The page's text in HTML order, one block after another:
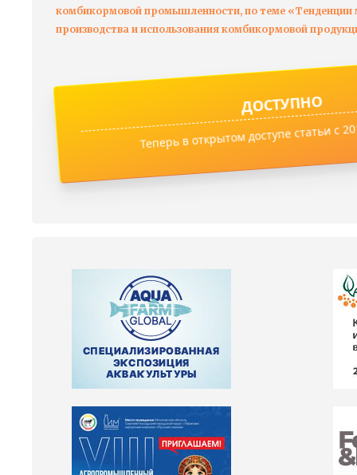
комбикормовой промышленности, по теме «Тенденции
производства и использования комбикормовой
ДОСТУПНО
Теперь в открытом доступе статьи с